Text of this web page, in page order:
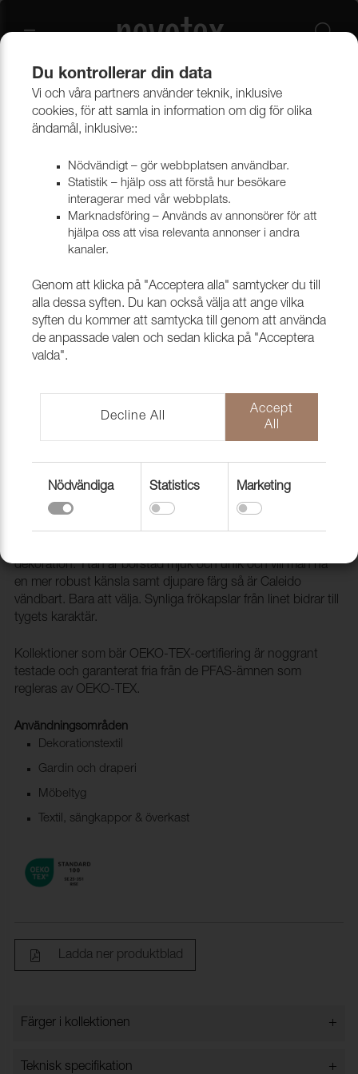
Beklädnadsmaterial Möbeltyger Alla möbeltyger
Tyg Caleido 10 Off-white 1410
1005610
dekoration. Ytan är borstad mjuk och unik och vill man ha
en mer robust känsla samt djupare färg så är Caleido
vändbart. Bara att välja. Synliga frökapslar från linet bidrar till
tygets karaktär.
Kollektioner som bär OEKO-TEX-certifiering är noggrant
testade och garanterat fria från de PFAS-ämnen som
regleras av OEKO-TEX.
Användningsområden
Dekorationstextil
Gardin och draperi
Möbeltyg
Textil, sängkappor & överkast
Ladda ner produktblad
Färger i kollektionen +
Färger i kollektionen
Teknisk specifikation +
Du kontrollerar din data
Vi och våra partners använder teknik, inklusive
cookies, för att samla in information om dig för olika
ändamål, inklusive::
Nödvändigt – gör webbplatsen användbar.
Statistik – hjälp oss att förstå hur besökare
interagerar med vår webbplats.
Marknadsföring – Används av annonsörer för att
hjälpa oss att visa relevanta annonser i andra
kanaler.
Genom att klicka på "Acceptera alla" samtycker du till
alla dessa syften. Du kan också välja att ange vilka
syften du kommer att samtycka till genom att använda
de anpassade valen och sedan klicka på "Acceptera
valda".
Decline All
Accept
All
Nödvändiga Statistics Marketing